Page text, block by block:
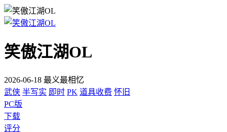
笑傲江湖OL
2026-06-18 最义最相忆
武侠 半写实 即时 PK 道具收费 怀旧
PC版
下载
评分